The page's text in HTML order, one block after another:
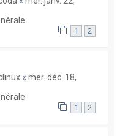
1 2
« mer. déc. 18,
1 2